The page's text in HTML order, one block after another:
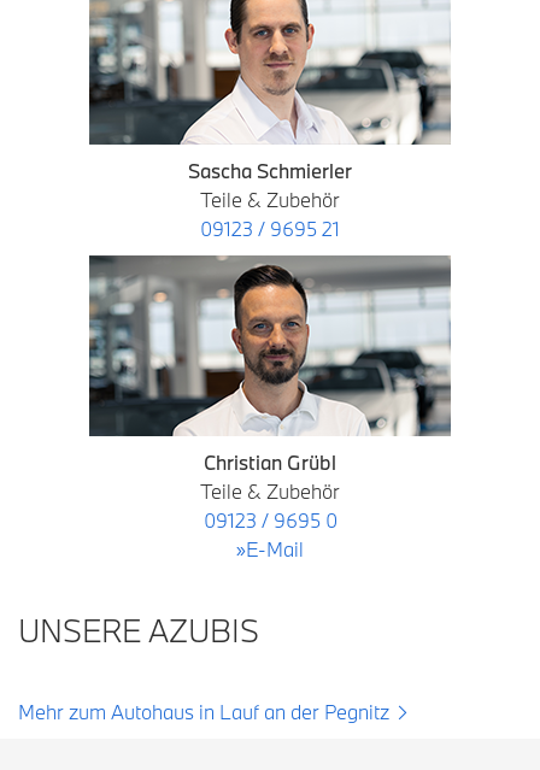
Sascha Schmierler
Teile & Zubehör
09123 / 9695 21
Christian Grübl
Teile & Zubehör
09123 / 9695 0
»E-Mail
UNSERE AZUBIS
Mehr zum Autohaus in Lauf an der Pegnitz